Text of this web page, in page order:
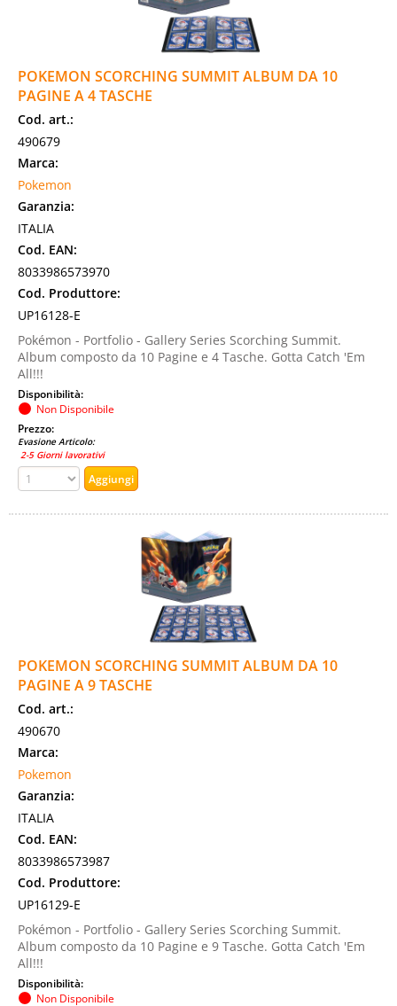
POKEMON SCORCHING SUMMIT ALBUM DA 10
PAGINE A 4 TASCHE
Cod. art.:
490679
Marca:
Pokemon
Garanzia:
ITALIA
Cod. EAN:
8033986573970
Cod. Produttore:
UP16128-E
Pokémon - Portfolio - Gallery Series Scorching Summit.
Album composto da 10 Pagine e 4 Tasche. Gotta Catch 'Em
All!!!
Disponibilità:
Non Disponibile
Prezzo:
Evasione Articolo:
2-5 Giorni lavorativi
POKEMON SCORCHING SUMMIT ALBUM DA 10
PAGINE A 9 TASCHE
Cod. art.:
490670
Marca:
Pokemon
Garanzia:
ITALIA
Cod. EAN:
8033986573987
Cod. Produttore:
UP16129-E
Pokémon - Portfolio - Gallery Series Scorching Summit.
Album composto da 10 Pagine e 9 Tasche. Gotta Catch 'Em
All!!!
Disponibilità:
Non Disponibile